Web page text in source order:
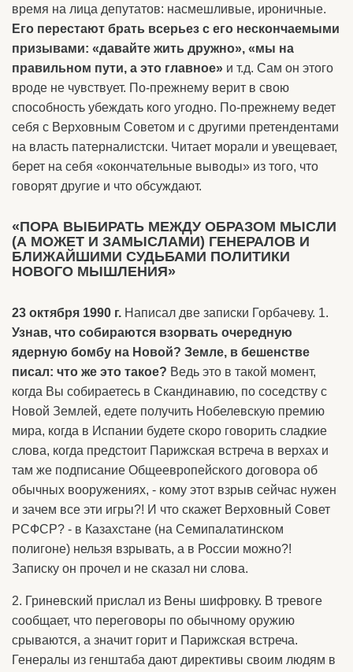
время на лица депутатов: насмешливые, ироничные.
Его перестают брать всерьез с его нескончаемыми
призывами: «давайте жить дружно», «мы на
правильном пути, а это главное» и т.д. Сам он этого
вроде не чувствует. По-прежнему верит в свою
способность убеждать кого угодно. По-прежнему ведет
себя с Верховным Советом и с другими претендентами
на власть патерналистски. Читает морали и увещевает,
берет на себя «окончательные выводы» из того, что
говорят другие и что обсуждают.
«ПОРА ВЫБИРАТЬ МЕЖДУ ОБРАЗОМ МЫСЛИ
(А МОЖЕТ И ЗАМЫСЛАМИ) ГЕНЕРАЛОВ И
БЛИЖАЙШИМИ СУДЬБАМИ ПОЛИТИКИ
НОВОГО МЫШЛЕНИЯ»
23 октября 1990 г. Написал две записки Горбачеву. 1.
Узнав, что собираются взорвать очередную
ядерную бомбу на Новой? Земле, в бешенстве
писал: что же это такое? Ведь это в такой момент,
когда Вы собираетесь в Скандинавию, по соседству с
Новой Землей, едете получить Нобелевскую премию
мира, когда в Испании будете скоро говорить сладкие
слова, когда предстоит Парижская встреча в верхах и
там же подписание Общеевропейского договора об
обычных вооружениях, - кому этот взрыв сейчас нужен
и зачем все эти игры?! И что скажет Верховный Совет
РСФСР? - в Казахстане (на Семипалатинском
полигоне) нельзя взрывать, а в России можно?!
Записку он прочел и не сказал ни слова.
2. Гриневский прислал из Вены шифровку. В тревоге
сообщает, что переговоры по обычному оружию
срываются, а значит горит и Парижская встреча.
Генералы из генштаба дают директивы своим людям в